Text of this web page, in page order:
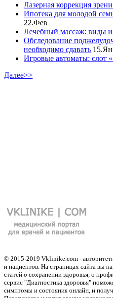
Лазерная коррекция
Ипотека для молодой
22.Фев
Лечебный массаж: виды и
Обследование
необходимо сдавать
Игровые автоматы: слот
Далее>>
© 2015-2019 Vklinike.com -
и пациентов. На страницах сайта вы
статей о сохранении здоровья, о
сервис "Диагностика здоровья"
симптомы и состояния онлайн, и